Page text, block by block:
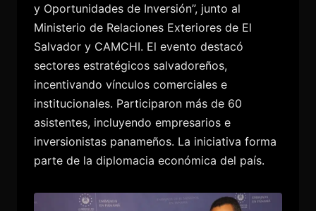
y Oportunidades de Inversión”, junto al
Ministerio de Relaciones Exteriores de El
Salvador y CAMCHI. El evento destacó
sectores estratégicos salvadoreños,
incentivando vínculos comerciales e
institucionales. Participaron más de 60
asistentes, incluyendo empresarios e
inversionistas panameños. La iniciativa forma
parte de la diplomacia económica del país.